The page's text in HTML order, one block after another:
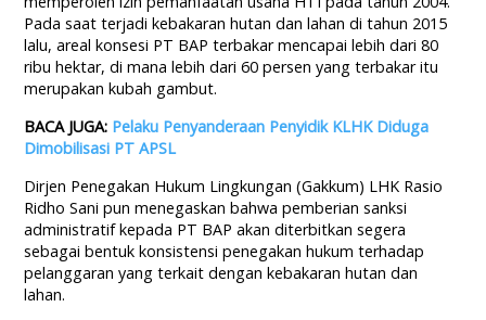
Pada saat terjadi kebakaran hutan dan lahan di tahun 2015
lalu, areal konsesi PT BAP terbakar mencapai lebih dari 80
ribu hektar, di mana lebih dari 60 persen yang terbakar itu
merupakan kubah gambut.
BACA JUGA: Pelaku Penyanderaan Penyidik KLHK Diduga
Dimobilisasi PT APSL
Dirjen Penegakan Hukum Lingkungan (Gakkum) LHK Rasio
Ridho Sani pun menegaskan bahwa pemberian sanksi
administratif kepada PT BAP akan diterbitkan segera
sebagai bentuk konsistensi penegakan hukum terhadap
pelanggaran yang terkait dengan kebakaran hutan dan
lahan.